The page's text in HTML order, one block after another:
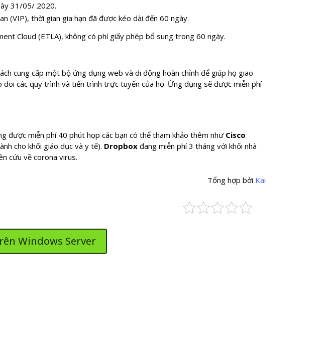
31/05/ 2020.
(VIP), thời gian gia hạn đã được kéo dài đến 60 ngày.
Cloud (ETLA), không có phí giấy phép bổ sung trong 60 ngày.
cung cấp một bộ ứng dụng web và di động hoàn chỉnh để giúp họ giao
các quy trình và tiến trình trực tuyến của họ. Ứng dụng sẽ được miễn phí
được miễn phí 40 phút họp các bạn có thể tham khảo thêm như Cisco
cho khối giáo dục và y tế). Dropbox đang miễn phí 3 tháng với khối nhà
cứu về corona virus.
Tổng hợp bởi Kai
Windows Server